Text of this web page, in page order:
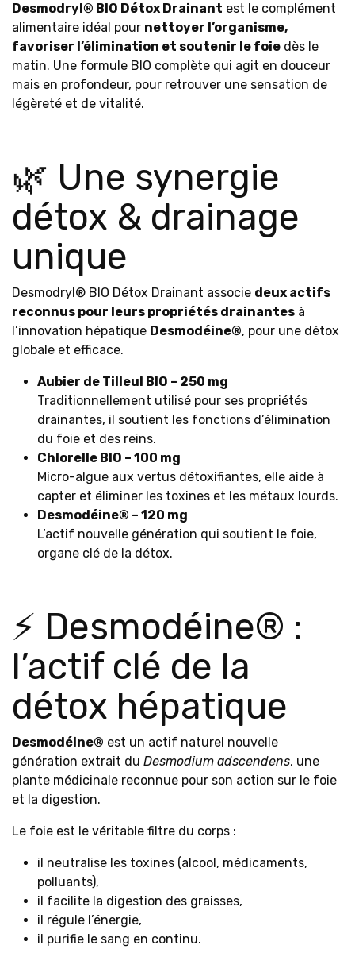
Desmodryl® BIO Détox Drainant est le complément
alimentaire idéal pour nettoyer l’organisme,
favoriser l’élimination et soutenir le foie dès le
matin. Une formule BIO complète qui agit en douceur
mais en profondeur, pour retrouver une sensation de
légèreté et de vitalité.
🌿 Une synergie
détox & drainage
unique
Desmodryl® BIO Détox Drainant associe deux actifs
reconnus pour leurs propriétés drainantes à
l’innovation hépatique Desmodéine®, pour une détox
globale et efficace.
Aubier de Tilleul BIO – 250 mg
Traditionnellement utilisé pour ses propriétés
drainantes, il soutient les fonctions d’élimination
du foie et des reins.
Chlorelle BIO – 100 mg
Micro-algue aux vertus détoxifiantes, elle aide à
capter et éliminer les toxines et les métaux lourds.
Desmodéine® – 120 mg
L’actif nouvelle génération qui soutient le foie,
organe clé de la détox.
⚡ Desmodéine® :
l’actif clé de la
détox hépatique
Desmodéine® est un actif naturel nouvelle
génération extrait du Desmodium adscendens, une
plante médicinale reconnue pour son action sur le foie
et la digestion.
Le foie est le véritable filtre du corps :
il neutralise les toxines (alcool, médicaments,
polluants),
il facilite la digestion des graisses,
il régule l’énergie,
il purifie le sang en continu.